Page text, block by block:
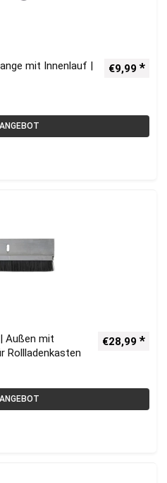
mit Innenlauf |
€9,99
Außen mit
Rollladenkasten
€28,99